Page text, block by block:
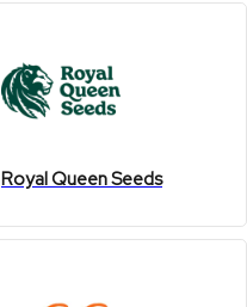
Royal Queen Seeds